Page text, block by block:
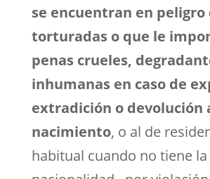
se encuentran en peligro
torturadas o que le
penas crueles,
inhumanas en caso de
extradición o devolución
nacimiento, o al de
habitual cuando no tiene la